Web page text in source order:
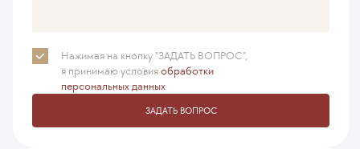
Нажимая на кнопку "ЗАДАТЬ ВОПРОС",
я принимаюусловияобработки
персональных данных
ЗАДАТЬ ВОПРОС